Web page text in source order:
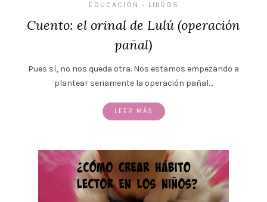
EDUCACIÓN • LIBROS
Cuento: el orinal de Lulú (operación
pañal)
Pues sí, no nos queda otra. Nos estamos empezando a
plantear seriamente la operación pañal…
LEER MÁS